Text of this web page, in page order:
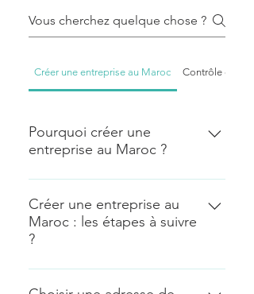
Créer une entreprise au Maroc Contrôle de
Pourquoi créer une
entreprise au Maroc ?
Il y a plusieurs raisons pour
lesquelles créer une société au
Maroc peut être avantageux. Voici
quelques points clés :
Créer une entreprise au
Maroc : les étapes à suivre
?
Choisir le statut juridique